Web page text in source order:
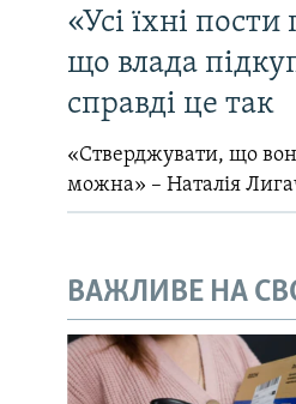
«Усі їхні
що влада
справді це так
«Стверджувати, що
можна» – Наталія
ВАЖЛИВЕ НА